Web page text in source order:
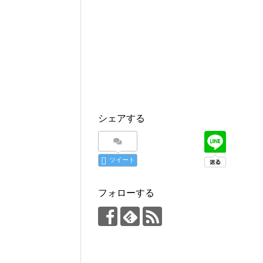
シェアする
ツイート
フォローする